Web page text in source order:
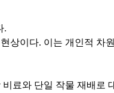
.
상이다. 이는 개인적 차
료와 단일 작물 재배로